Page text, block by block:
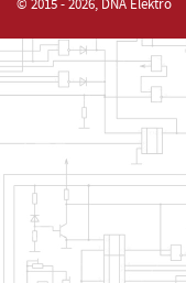
© 2015 - 2026, DNA Elektro